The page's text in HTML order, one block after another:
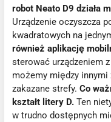
robot Neato D9 działa
Urządzenie oczyszcza
kwadratowych na
również aplikację
sterować urządzeniem
możemy między
zakazane strefy.Co
kształt litery D. Ten
w trudno dostępnych